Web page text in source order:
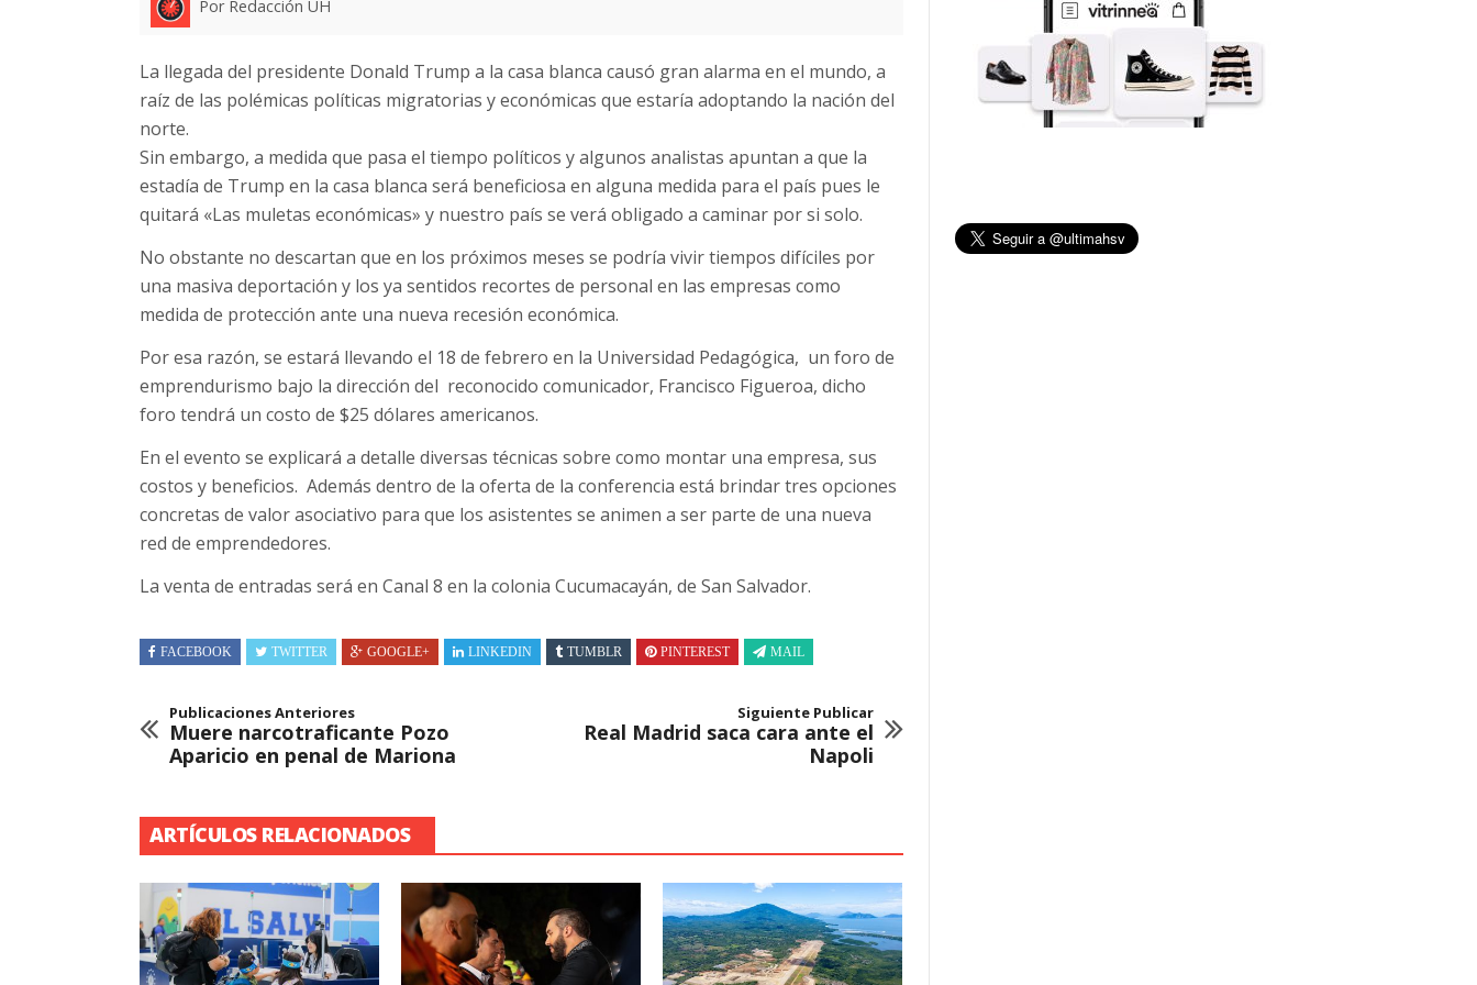
Por Redacción UH
La llegada del presidente Donald Trump a la casa blanca causó gran alarma en el mundo, a
raíz de las polémicas políticas migratorias y económicas que estaría adoptando la nación del
norte.
Sin embargo, a medida que pasa el tiempo políticos y algunos analistas apuntan a que la
estadía de Trump en la casa blanca será beneficiosa en alguna medida para el país pues le
quitará «Las muletas económicas» y nuestro país se verá obligado a caminar por si solo.
No obstante no descartan que en los próximos meses se podría vivir tiempos difíciles por
una masiva deportación y los ya sentidos recortes de personal en las empresas como
medida de protección ante una nueva recesión económica.
Por esa razón, se estará llevando el 18 de febrero en la Universidad Pedagógica, un foro de
emprendurismo bajo la dirección del reconocido comunicador, Francisco Figueroa, dicho
foro tendrá un costo de $25 dólares americanos.
En el evento se explicará a detalle diversas técnicas sobre como montar una empresa, sus
costos y beneficios. Además dentro de la oferta de la conferencia está brindar tres opciones
concretas de valor asociativo para que los asistentes se animen a ser parte de una nueva
red de emprendedores.
La venta de entradas será en Canal 8 en la colonia Cucumacayán, de San Salvador.
FACEBOOK TWITTER GOOGLE+ LINKEDIN TUMBLR PINTEREST MAIL
Publicaciones Anteriores
Muere narcotraficante Pozo
Aparicio en penal de Mariona
Siguiente Publicar
Real Madrid saca cara ante el
Napoli
ARTÍCULOS RELACIONADOS